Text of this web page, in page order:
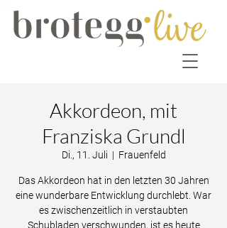
Akkordeon, mit
Franziska Grundl
Di., 11. Juli
  |
Frauenfeld
Das Akkordeon hat in den letzten 30 Jahren
eine wunderbare Entwicklung durchlebt. War
es zwischenzeitlich in verstaubten
Schubladen verschwunden, ist es heute